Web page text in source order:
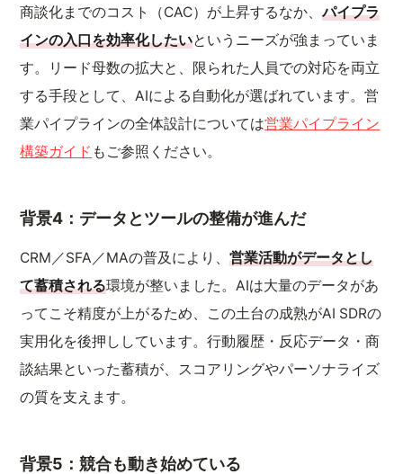
商談化までのコスト（CAC）が上昇するなか、パイプラ
インの入口を効率化したいというニーズが強まっていま
す。リード母数の拡大と、限られた人員での対応を両立
する手段として、AIによる自動化が選ばれています。営
業パイプラインの全体設計については営業パイプライン
構築ガイド もご参照ください。
背景4：データとツールの整備が進んだ
CRM／SFA／MAの普及により、営業活動がデータとし
て蓄積される環境が整いました。AIは大量のデータがあ
ってこそ精度が上がるため、この土台の成熟がAI SDRの
実用化を後押ししています。行動履歴・反応データ・商
談結果といった蓄積が、スコアリングやパーソナライズ
の質を支えます。
背景5：競合も動き始めている